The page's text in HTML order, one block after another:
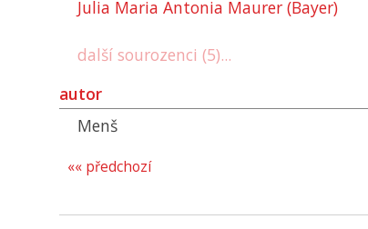
Julia Maria Antonia Maurer (Bayer)
další sourozenci (5)...
autor
Menš
«« předchozí